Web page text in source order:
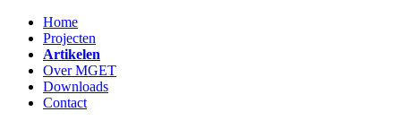
Home
Projecten
Artikelen
Over MGET
Downloads
Contact